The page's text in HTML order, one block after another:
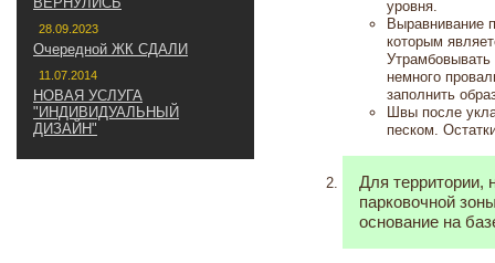
28.09.2023
Очередной ЖК СДАЛИ
11.07.2014
НОВАЯ УСЛУГА
"ИНДИВИДУАЛЬНЫЙ
ДИЗАЙН"
уровня.
Выравнивание
которым
немного
заполнить
Швы после
песком.
Для территории,
парковочной
основание на